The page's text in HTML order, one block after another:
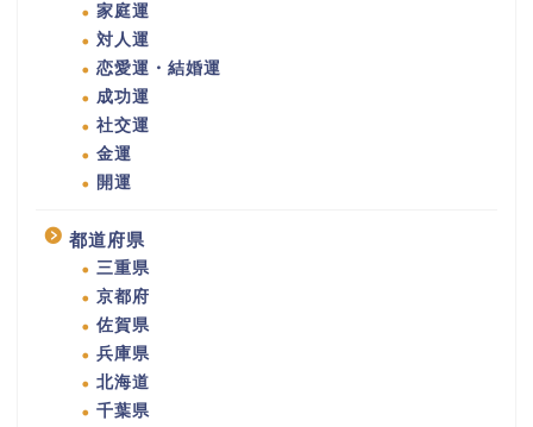
家庭運
対人運
恋愛運・結婚運
成功運
社交運
金運
開運
都道府県
三重県
京都府
佐賀県
兵庫県
北海道
千葉県